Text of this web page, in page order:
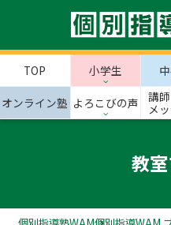
TOP 小学生
オンライン塾 よろこびの声
講
メ
教